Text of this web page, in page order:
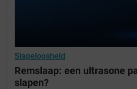
Slapeloosheid
Remslaap: een ultrasone
slapen?